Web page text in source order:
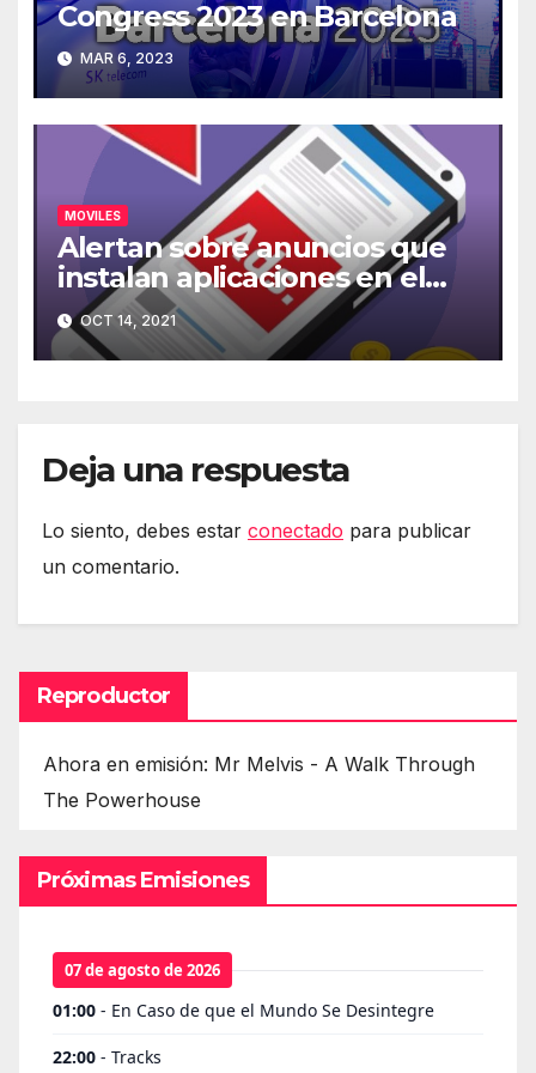
Congress 2023 en Barcelona
MAR 6, 2023
MOVILES
Alertan sobre anuncios que
instalan aplicaciones en el
móvil
OCT 14, 2021
Deja una respuesta
Lo siento, debes estar conectado para publicar
un comentario.
Reproductor
Ahora en emisión: Mr Melvis - A Walk Through
The Powerhouse
Próximas Emisiones